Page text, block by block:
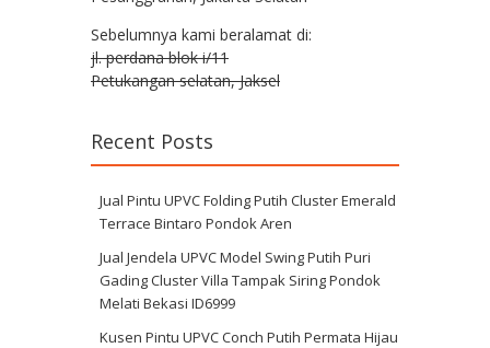
Sebelumnya kami beralamat di:
jl. perdana blok i/11
Petukangan selatan, Jaksel
Recent Posts
Jual Pintu UPVC Folding Putih Cluster Emerald
Terrace Bintaro Pondok Aren
Jual Jendela UPVC Model Swing Putih Puri
Gading Cluster Villa Tampak Siring Pondok
Melati Bekasi ID6999
Kusen Pintu UPVC Conch Putih Permata Hijau